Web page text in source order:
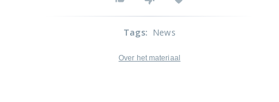
Tags: News
Over het materiaal